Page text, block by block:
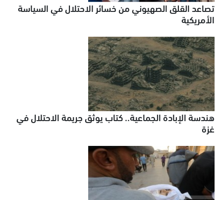
تصاعد القلق الصهيوني من خسائر الاحتلال في السياسة
الأمريكية
هندسة الإبادة الجماعية.. كتاب يوثق جريمة الاحتلال في
غزة